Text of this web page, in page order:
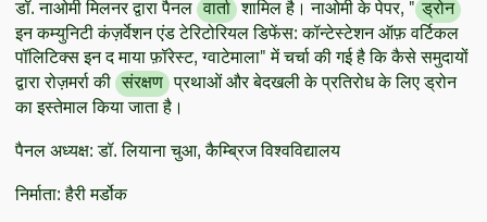
डॉ. नाओमी मिलनर द्वारा पैनल वार्ता शामिल है। नाओमी के पेपर, " ड्रोन
इन कम्युनिटी कंज़र्वेशन एंड टेरिटोरियल डिफेंस: कॉन्टेस्टेशन ऑफ़ वर्टिकल
पॉलिटिक्स इन द माया फ़ॉरेस्ट, ग्वाटेमाला" में चर्चा की गई है कि कैसे समुदायों
द्वारा रोज़मर्रा की संरक्षण प्रथाओं और बेदखली के प्रतिरोध के लिए ड्रोन
का इस्तेमाल किया जाता है।
पैनल अध्यक्ष: डॉ. लियाना चुआ, कैम्ब्रिज विश्वविद्यालय
निर्माता: हैरी मर्डोक